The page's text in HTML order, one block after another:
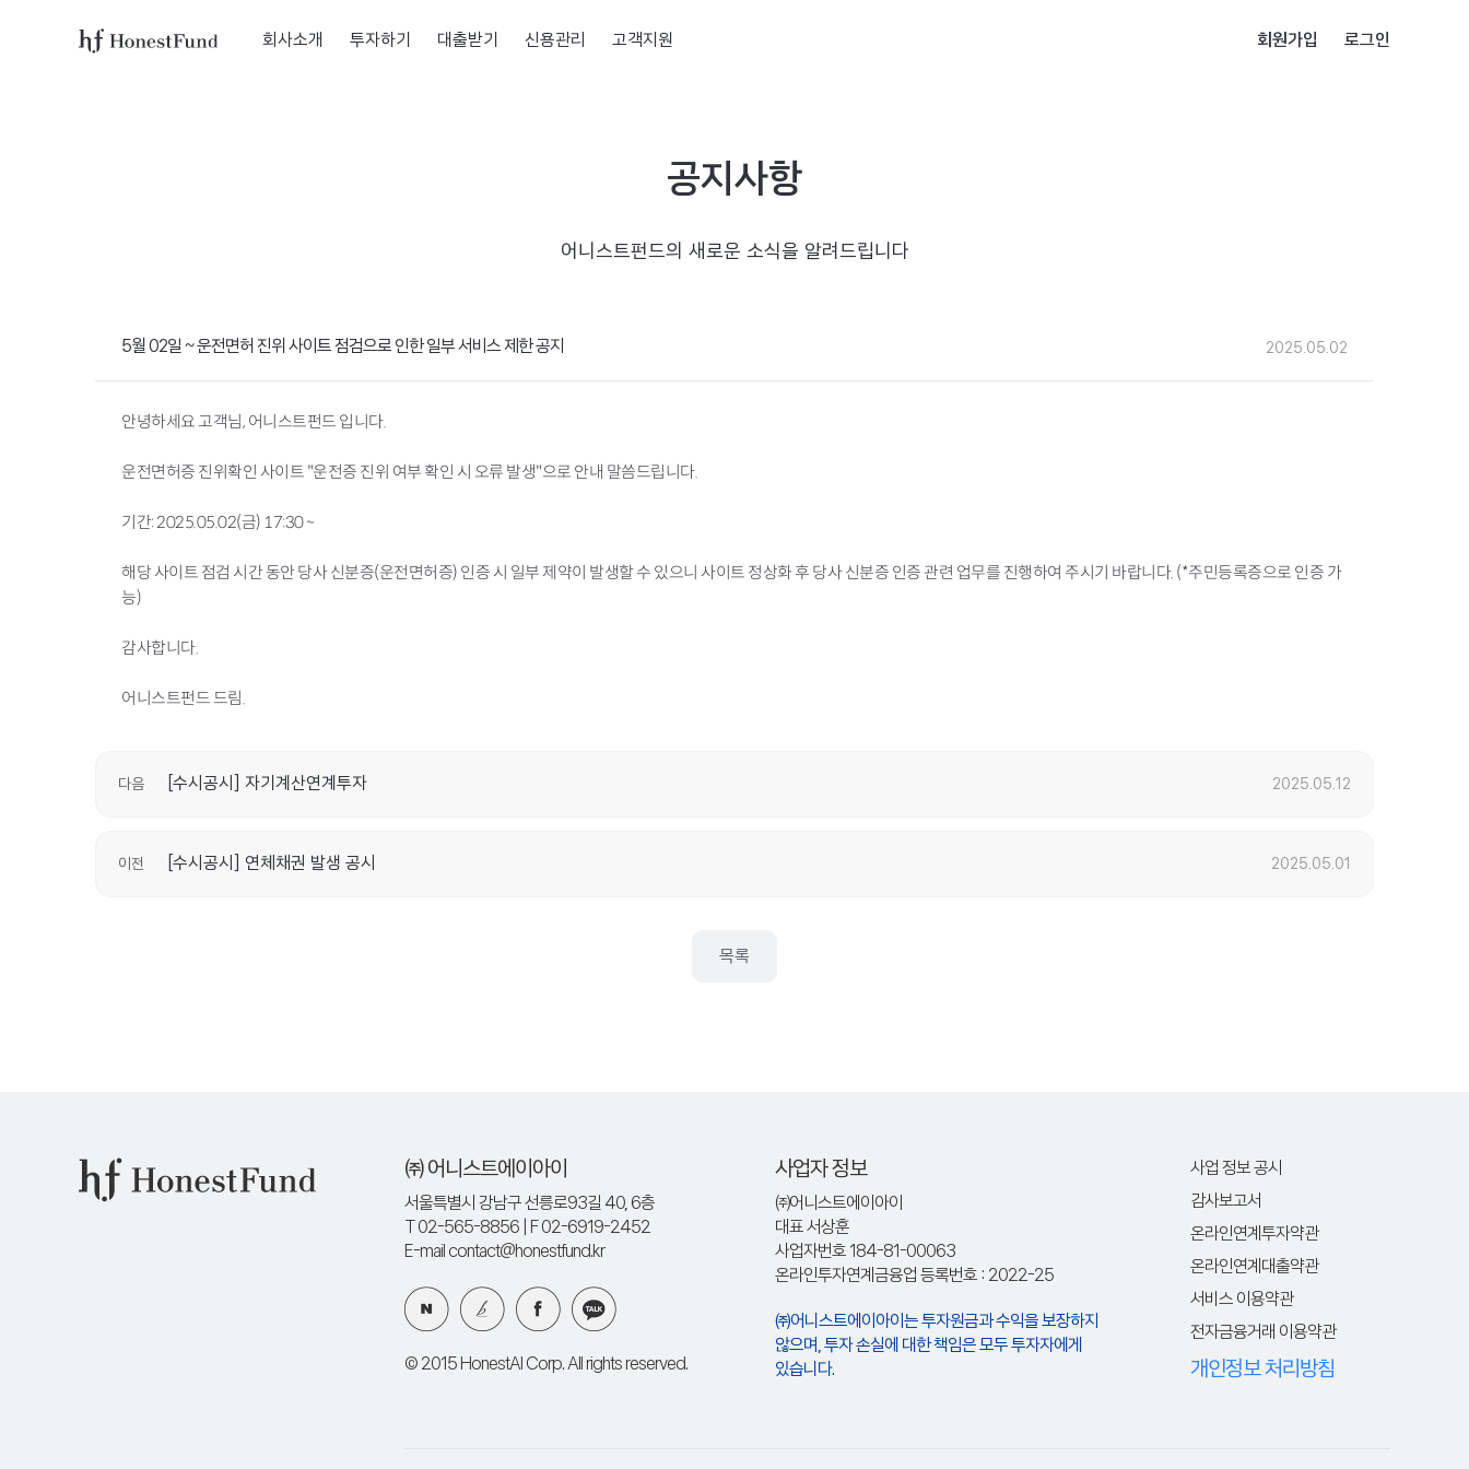
어
회사소개 투자하기 대출받기 신용관리 고객지원 회원가입 로그인
공지사항
어니스트펀드의 새로운 소식을 알려드립니다
5월 02일 ~ 운전면허 진위 사이트 점검으로 인한 일부 서비스 제한 공지 2025.05.02
안녕하세요 고객님, 어니스트펀드 입니다.
운전면허증 진위확인 사이트 "운전증 진위 여부 확인 시 오류 발생"으로 안내 말씀드립니다.
기간: 2025.05.02(금) 17:30 ~
해당 사이트 점검 시간 동안 당사 신분증(운전면허증) 인증 시 일부 제약이 발생할 수 있으니 사이트 정상화 후 당사 신분증 인증 관련 업무를 진행하여 주시기 바랍니다. (*주민등록증으로 인증 가
능)
감사합니다.
어니스트펀드 드림.
다음 [수시공시] 자기계산연계투자 2025.05.12
이전 [수시공시] 연체채권 발생 공시 2025.05.01
목록
㈜ 어니스트에이아이
서울특별시 강남구 선릉로93길 40, 6층
T 02-565-8856 | F 02-6919-2452
E-mail contact@honestfund.kr
© 2015 HonestAI Corp. All rights reserved.
사업자 정보
㈜어니스트에이아이
대표 서상훈
사업자번호 184-81-00063
온라인투자연계금융업 등록번호 : 2022-25
㈜어니스트에이아이는 투자원금과 수익을 보장하지
않으며, 투자 손실에 대한 책임은 모두 투자자에게
있습니다.
사업 정보 공시
감사보고서
온라인연계투자약관
온라인연계대출약관
서비스 이용약관
전자금융거래 이용약관
개인정보 처리방침